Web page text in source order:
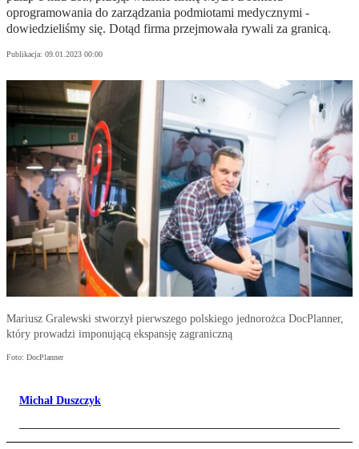
oprogramowania do zarządzania podmiotami medycznymi -
dowiedzieliśmy się. Dotąd firma przejmowała rywali za granicą.
Publikacja: 09.01.2023 00:00
Mariusz Gralewski stworzył pierwszego polskiego jednorożca DocPlanner,
który prowadzi imponującą ekspansję zagraniczną
Foto: DocPlanner
Michał Duszczyk